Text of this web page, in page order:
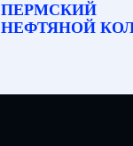
ПЕРМСКИЙ
НЕФТЯНОЙ